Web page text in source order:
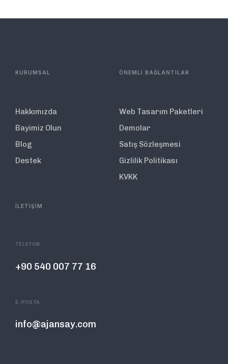
KURUMSAL
Hakkımızda
Bayimiz Olun
Blog
Destek
ÖNEMLİ BAĞLANTILAR
Web Tasarım Paketleri
Demolar
Satış Sözleşmesi
Gizlilik Politikası
KVKK
İLETİŞİM
TELEFON
+90 540 007 77 16
E-POSTA
info@ajansay.com